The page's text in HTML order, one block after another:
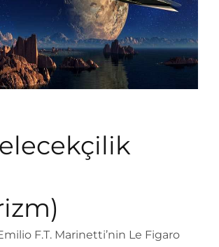
F.T. Marinetti’nin Le Figaro